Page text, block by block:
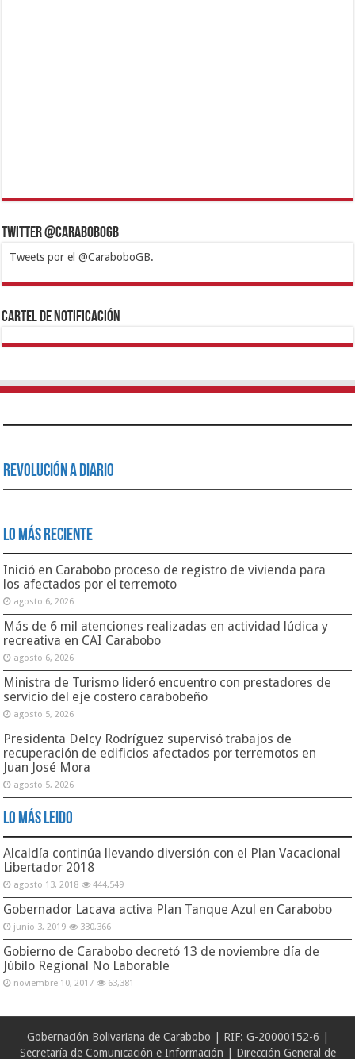
Twitter @CaraboboGB
Tweets por el @CaraboboGB.
1xbetBetturkeyBetistKralbetSupertotobetTipobetMatadorbetMariobet
https://mvbcasino.com/
Cartel de Notificación
Revolución a Diario
Lo Más Reciente
Inició en Carabobo proceso de registro de vivienda para
los afectados por el terremoto
agosto 6, 2026
Más de 6 mil atenciones realizadas en actividad lúdica y
recreativa en CAI Carabobo
agosto 6, 2026
Ministra de Turismo lideró encuentro con prestadores de
servicio del eje costero carabobeño
agosto 5, 2026
Presidenta Delcy Rodríguez supervisó trabajos de
recuperación de edificios afectados por terremotos en
Juan José Mora
agosto 5, 2026
Lo Más Leido
Alcaldía continúa llevando diversión con el Plan Vacacional
Libertador 2018
agosto 13, 2018 444,549
Gobernador Lacava activa Plan Tanque Azul en Carabobo
junio 3, 2019 330,366
Gobierno de Carabobo decretó 13 de noviembre día de
Júbilo Regional No Laborable
noviembre 10, 2017 63,381
Gobernación Bolivariana de Carabobo | RIF: G-20000152-6 |
Secretaría de Comunicación e Información | Dirección General de